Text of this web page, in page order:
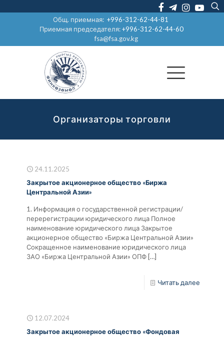
Общ. приемная:+996-312-62-44-81
Приемная председателя:+996-312-62-44-60
fsa@fsa.gov.kg
Организаторы торговли
24.11.2025
Закрытое акционерное общество «Биржа
Центральной Азии»
1. Информация о государственной регистрации/
перерегистрации юридического лица Полное
наименование юридического лица Закрытое
акционерное общество «Биржа Центральной Азии»
Сокращенное наименование юридического лица
ЗАО «Биржа Центральной Азии» ОПФ[…]
Читать далее
12.07.2024
Закрытое акционерное общество «Фондовая